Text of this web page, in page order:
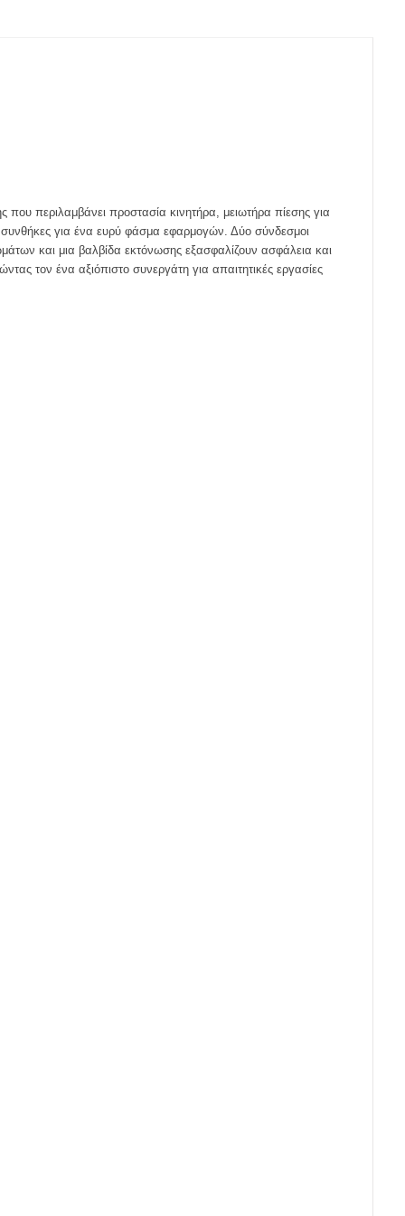
περιλαμβάνει προστασία κινητήρα, μειωτήρα πίεσης για
συνθήκες για ένα ευρύ φάσμα εφαρμογών. Δύο σύνδεσμοι
και μια βαλβίδα εκτόνωσης εξασφαλίζουν ασφάλεια και
τον ένα αξιόπιστο συνεργάτη για απαιτητικές εργασίες